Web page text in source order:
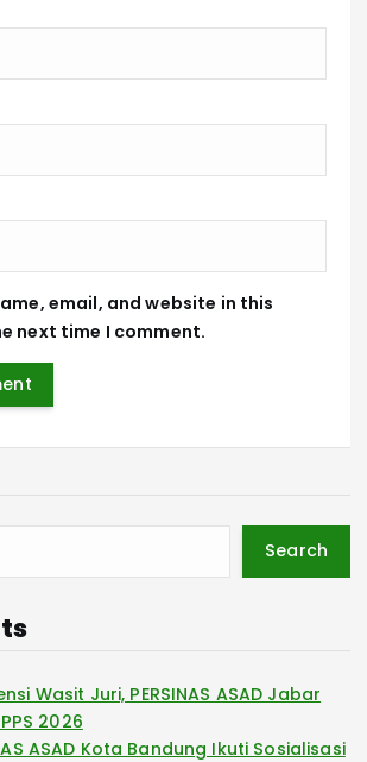
email, and website in this
next time I comment.
Search
Wasit Juri, PERSINAS ASAD Jabar
2026
ASAD Kota Bandung Ikuti Sosialisasi